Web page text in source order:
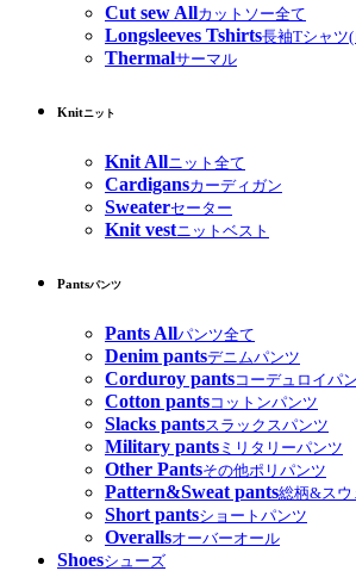
Cut sew Allカットソー全て
Longsleeves Tshirts長袖Tシャツ
Thermalサーマル
Knitニット
Knit Allニット全て
Cardigansカーディガン
Sweaterセーター
Knit vestニットベスト
Pantsパンツ
Pants Allパンツ全て
Denim pantsデニムパンツ
Corduroy pantsコーデュロイパ
Cotton pantsコットンパンツ
Slacks pantsスラックスパンツ
Military pants ミリタリーパンツ
Other Pantsその他ポリパンツ
Pattern&Sweat pants総柄&スウ
Short pantsショートパンツ
Overallsオーバーオール
Shoesシューズ